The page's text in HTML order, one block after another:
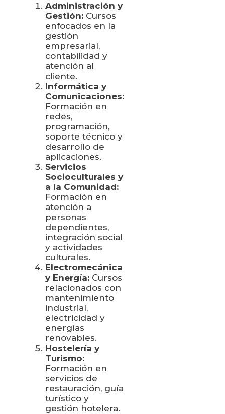
Administración y
Gestión: Cursos
enfocados en la
gestión
empresarial,
contabilidad y
atención al
cliente.
Informática y
Comunicaciones:
Formación en
redes,
programación,
soporte técnico y
desarrollo de
aplicaciones.
Servicios
Socioculturales y
a la Comunidad:
Formación en
atención a
personas
dependientes,
integración social
y actividades
culturales.
Electromecánica
y Energía: Cursos
relacionados con
mantenimiento
industrial,
electricidad y
energías
renovables.
Hostelería y
Turismo:
Formación en
servicios de
restauración, guía
turístico y
gestión hotelera.